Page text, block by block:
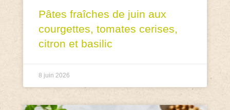
Pâtes fraîches de juin aux
courgettes, tomates cerises,
citron et basilic
8 juin 2026